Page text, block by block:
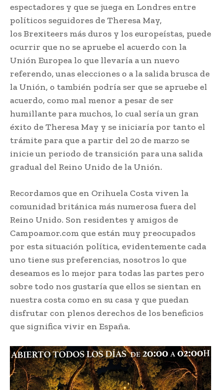
espectadores y que se juega en Londres entre
políticos seguidores de Theresa May,
los Brexiteers más duros y los europeístas, puede
ocurrir que no se apruebe el acuerdo con la
Unión Europea lo que llevaría a un nuevo
referendo, unas elecciones o a la salida brusca de
la Unión, o también podría ser que se apruebe el
acuerdo, como mal menor a pesar de ser
humillante para muchos, lo cual sería un gran
éxito de Theresa May y se iniciaría por tanto el
trámite para que a partir del 20 de marzo se
inicie un periodo de transición para una salida
gradual del Reino Unido de la Unión.
Recordamos que en Orihuela Costa viven la
comunidad británica más numerosa fuera del
Reino Unido. Son residentes y amigos de
Campoamor.com que están muy preocupados
por esta situación política, evidentemente cada
uno tiene sus preferencias, nosotros lo que
deseamos es lo mejor para todas las partes pero
sobre todo nos gustaría que ellos se sientan en
nuestra costa como en su casa y que puedan
disfrutar con plenos derechos de los beneficios
que significa vivir en España.